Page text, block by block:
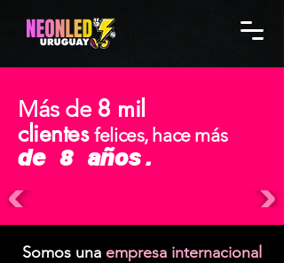
Más de 8 mil
clientes felices, hace más
de 8 años.
Somos una empresa internacional